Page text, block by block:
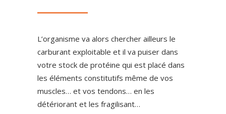
L’organisme va alors chercher ailleurs le
carburant exploitable et il va puiser dans
votre stock de protéine qui est placé dans
les éléments constitutifs même de vos
muscles… et vos tendons… en les
détériorant et les fragilisant…